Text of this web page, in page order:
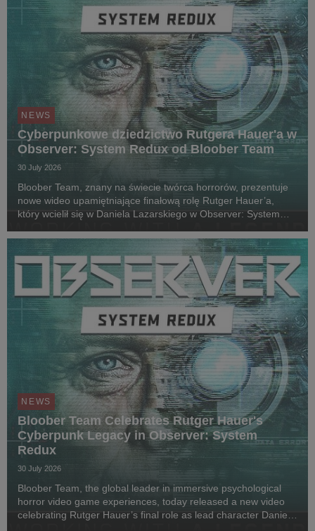
NEWS
Cyberpunkowe dziedzictwo Rutgera Hauer'a w
Observer: System Redux od Bloober Team
30 July 2026
Bloober Team, znany na świecie twórca horrorów, prezentuje
nowe wideo upamiętniające finałową rolę Rutger Hauer’a,
który wcielił się w Daniela Lazarskiego w Observer: System
dekadę od premiery gry, lead designer Wojc...
NEWS
Bloober Team Celebrates Rutger Hauer's
Cyberpunk Legacy in Observer: System
Redux
30 July 2026
Bloober Team, the global leader in immersive psychological
horror video game experiences, today released a new video
celebrating Rutger Hauer’s final role as lead character Daniel